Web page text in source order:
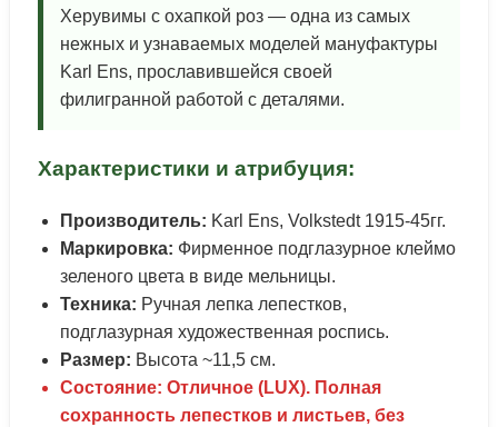
Херувимы с охапкой роз — одна из самых
нежных и узнаваемых моделей мануфактуры
Karl Ens, прославившейся своей
филигранной работой с деталями.
Характеристики и атрибуция:
Производитель: Karl Ens, Volkstedt 1915-45гг.
Маркировка: Фирменное подглазурное клеймо
зеленого цвета в виде мельницы.
Техника: Ручная лепка лепестков,
подглазурная художественная роспись.
Размер: Высота ~11,5 см.
Состояние: Отличное (LUX). Полная
сохранность лепестков и листьев, без